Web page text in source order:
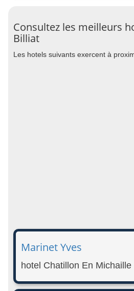
Consultez les meilleurs
Billiat
Les hotels suivants exercent à
Marinet Yves
hotel Chatillon En Michaille